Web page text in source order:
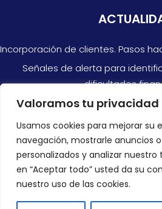
Valoramos tu privacidad
Usamos cookies para mejorar su
navegación, mostrarle anuncios
personalizados y analizar
en “Aceptar todo” usted da su
nuestro uso de las cookies.
Incorporación de clientes. Pasos
Señales de alerta para
dificultades
Razones por las que no siempre
+34 966